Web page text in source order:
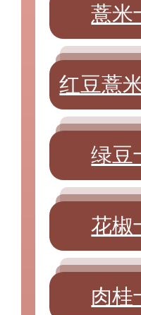
薏米
红豆薏
绿豆
花椒
肉桂